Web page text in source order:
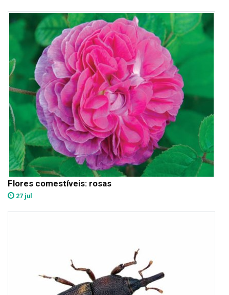
Flores comestíveis: rosas
27 jul